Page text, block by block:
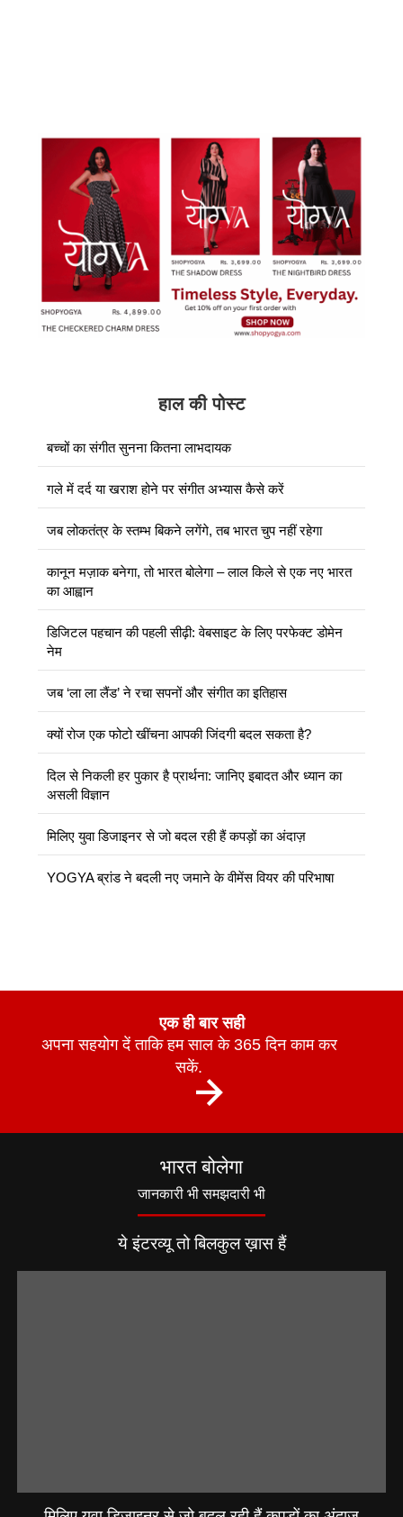
हाल की पोस्ट
बच्चों का संगीत सुनना कितना लाभदायक
गले में दर्द या खराश होने पर संगीत अभ्यास कैसे करें
जब लोकतंत्र के स्तम्भ बिकने लगेंगे, तब भारत चुप नहीं रहेगा
कानून मज़ाक बनेगा, तो भारत बोलेगा – लाल किले से एक नए भारत
का आह्वान
डिजिटल पहचान की पहली सीढ़ी: वेबसाइट के लिए परफेक्ट डोमेन
नेम
जब ‘ला ला लैंड’ ने रचा सपनों और संगीत का इतिहास
क्यों रोज एक फोटो खींचना आपकी जिंदगी बदल सकता है?
दिल से निकली हर पुकार है प्रार्थना: जानिए इबादत और ध्यान का
असली विज्ञान
मिलिए युवा डिजाइनर से जो बदल रही हैं कपड़ों का अंदाज़
YOGYA ब्रांड ने बदली नए जमाने के वीमेंस वियर की परिभाषा
एक ही बार सही
अपना सहयोग दें ताकि हम साल के 365 दिन काम कर
सकें.
भारत बोलेगा
जानकारी भी समझदारी भी
ये इंटरव्यू तो बिलकुल ख़ास हैं